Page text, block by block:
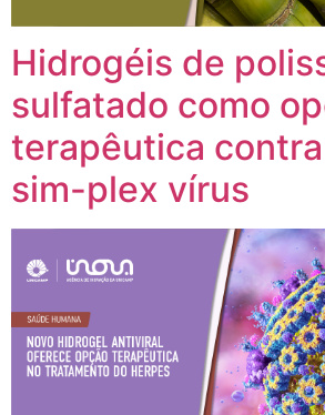
Hidrogéis de
sulfatado como
terapêutica
sim-plex vírus